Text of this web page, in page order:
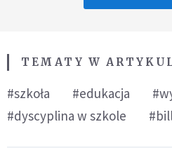
TEMATY W
#szkoła #edukacja
#dyscyplina w szkole